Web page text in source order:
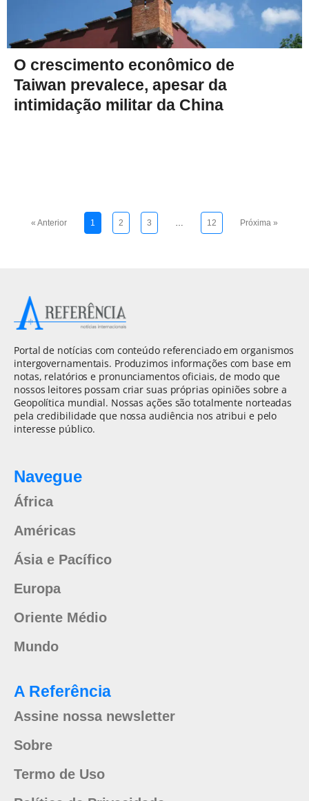
O crescimento econômico de
Taiwan prevalece, apesar da
intimidação militar da China
« Anterior 1 2 3 12 Próxima »
Portal de notícias com conteúdo referenciado em organismos
intergovernamentais. Produzimos informações com base em
notas, relatórios e pronunciamentos oficiais, de modo que
nossos leitores possam criar suas próprias opiniões sobre a
Geopolítica mundial. Nossas ações são totalmente norteadas
pela credibilidade que nossa audiência nos atribui e pelo
interesse público.
Navegue
África
Américas
Ásia e Pacífico
Europa
Oriente Médio
Mundo
A Referência
Assine nossa newsletter
Sobre
Termo de Uso